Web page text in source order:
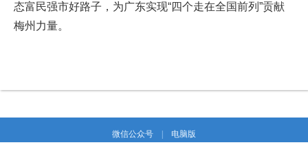
态富民强市好路子，为广东实现“四个走在全国前列”贡献
梅州力量。
微信公众号 电脑版